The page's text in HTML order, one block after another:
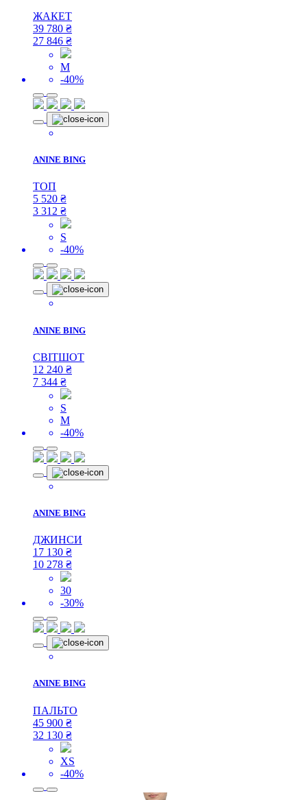
ЖАКЕТ
39 780 ₴
27 846 ₴
M
-40%
ANINE BING
ТОП
5 520 ₴
3 312 ₴
S
-40%
ANINE BING
СВІТШОТ
12 240 ₴
7 344 ₴
S
M
-40%
ANINE BING
ДЖИНСИ
17 130 ₴
10 278 ₴
30
-30%
ANINE BING
ПАЛЬТО
45 900 ₴
32 130 ₴
XS
-40%